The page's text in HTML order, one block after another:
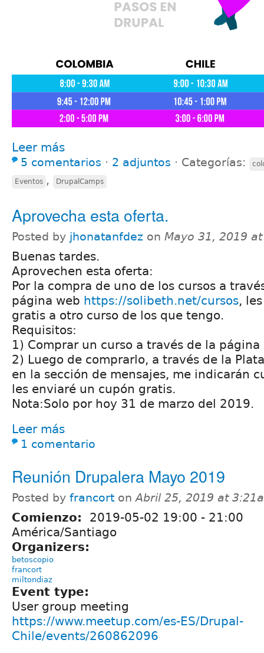
Leer más
5 comentarios ⋅ 2 adjuntos ⋅ Categorías:
Eventos , DrupalCamps
Aprovecha esta oferta.
Posted by jhonatanfdez on Mayo 31, 2019
Buenas tardes.
Aprovechen esta oferta:
Por la compra de uno de los cursos a
página web https://solibeth.net/cursos,
gratis a otro curso de los que tengo.
Requisitos:
1) Comprar un curso a través de la página
2) Luego de comprarlo, a través de la
en la sección de mensajes, me indicarán
les enviaré un cupón gratis.
Nota:Solo por hoy 31 de marzo del 2019.
Leer más
1 comentario
Reunión Drupalera Mayo 2019
Posted by francort onAbril 25, 2019 at
Comienzo: 2019-05-02 19:00 - 21:00
América/Santiago
Organizers:
betoscopio
francort
miltondiaz
Event type:
User group meeting
https://www.meetup.com/es-ES/Drupal-
Chile/events/260862096